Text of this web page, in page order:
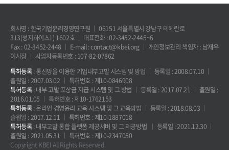
회사명 : 한국기업윤리경영연구원
06151 서울특별시 강남구 테헤란로
313(성지하이츠1) 1602호
대표전화 : 02-3452-2445~6
Fax : 02-3452-2448
E-mail : contact@kbei.org
개인정보관리 책임자 : 남재우
이사장
사업자등록번호 : 107-82-07862
특허등록: 통신망을 이용한 기업내부고발 시스템 및 방법
등록일 : 2008.07.10
출원일 : 2007.03.02
특허번호 : 제10-0846908
특허등록: 내부 고발 포상금 지급 시스템 및 그 방법 등록일 : 2017.07.21
출원일 :
2016.01.05
특허번호 : 제10-1762153
특허등록: 온라인 경영윤리 교육 시스템 및 그 교육방법
등록일 : 2018.08.03
출원일 : 2017.12.11
특허번호 : 제10-1887018
특허등록: 내부고발 통합 플랫폼 제공서버 및 그 제공방법
등록일 : 2021.12.30
출원일 : 2021.05.31
특허번호 : 제10-2347050
Copyright KBEI All Rights Reserved.